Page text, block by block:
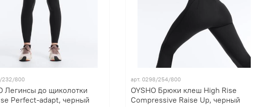
232/800
Легинсы до щиколотки
Perfect-adapt, черный
арт. 0298/254/800
OYSHO Брюки клеш High Rise
Compressive Raise Up, черный